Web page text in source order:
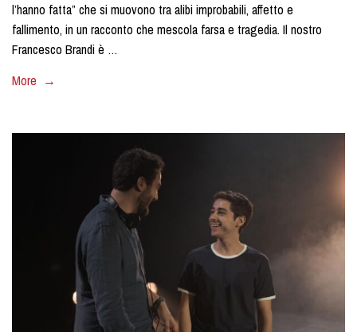
l’hanno fatta” che si muovono tra alibi improbabili, affetto e
fallimento, in un racconto che mescola farsa e tragedia. Il nostro
Francesco Brandi è …
More →